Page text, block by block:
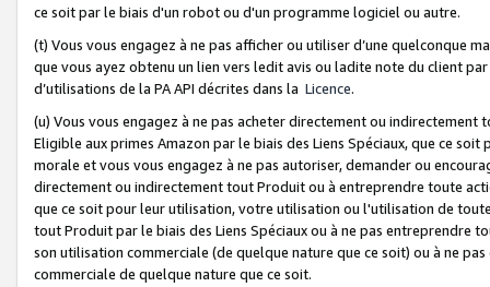
ce soit par le biais d'un robot ou d'un programme logiciel ou autre.
(t) Vous vous engagez à ne pas afficher ou utiliser d’une quelconque
que vous ayez obtenu un lien vers ledit avis ou ladite note du client
d’utilisations de la PA API décrites dans la Licence.
(u) Vous vous engagez à ne pas acheter directement ou
Eligible aux primes Amazon par le biais des Liens Spéciaux, que ce
morale et vous vous engagez à ne pas autoriser, demander ou
directement ou indirectement tout Produit ou à entreprendre toute
que ce soit pour leur utilisation, votre utilisation ou l'utilisation de
tout Produit par le biais des Liens Spéciaux ou à ne pas entreprendre
son utilisation commerciale (de quelque nature que ce soit) ou à ne
commerciale de quelque nature que ce soit.